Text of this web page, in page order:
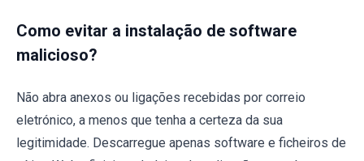
Como evitar a instalação de software
malicioso?
Não abra anexos ou ligações recebidas por correio
eletrónico, a menos que tenha a certeza da sua
legitimidade. Descarregue apenas software e ficheiros de